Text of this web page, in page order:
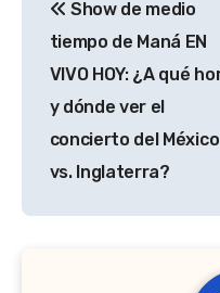
de
entradas
Show de medio
tiempo de Maná EN
VIVO HOY: ¿A qué
y dónde ver el
concierto del México
vs. Inglaterra?